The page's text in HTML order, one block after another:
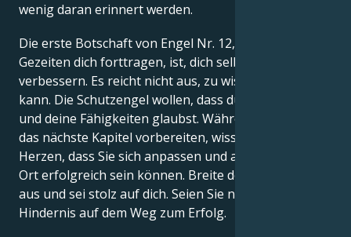
wenig daran erinnert werden.
Die erste Botschaft von Engel Nr. 12, bevor die
Gezeiten dich forttragen, ist, dich selbst zu
verbessern. Es reicht nicht aus, zu wissen, was man
kann. Die Schutzengel wollen, dass du mehr an dich
und deine Fähigkeiten glaubst. Während Sie sich auf
das nächste Kapitel vorbereiten, wissen Sie in Ihrem
Herzen, dass Sie sich anpassen und an einem neuen
Ort erfolgreich sein können. Breite deine Schultern
aus und sei stolz auf dich. Seien Sie nicht Ihr eigenes
Hindernis auf dem Weg zum Erfolg.